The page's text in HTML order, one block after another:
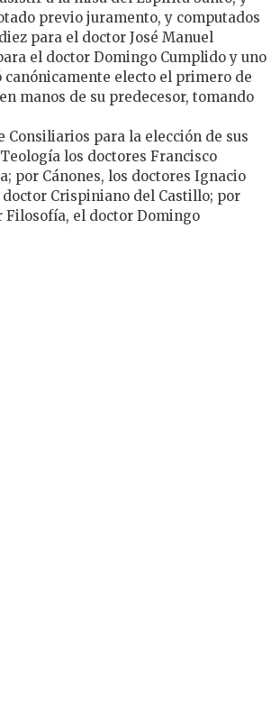
previo juramento, y computados
para el doctor José Manuel
el doctor Domingo Cumplido y uno
canónicamente electo el primero de
manos de su predecesor, tomando
Consiliarios para la elección de sus
los doctores Francisco
por Cánones, los doctores Ignacio
Crispiniano del Castillo; por
Filosofía, el doctor Domingo